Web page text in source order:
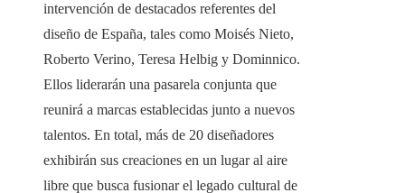
intervención de destacados referentes del
diseño de España, tales como Moisés Nieto,
Roberto Verino, Teresa Helbig y Dominnico.
Ellos liderarán una pasarela conjunta que
reunirá a marcas establecidas junto a nuevos
talentos. En total, más de 20 diseñadores
exhibirán sus creaciones en un lugar al aire
libre que busca fusionar el legado cultural de